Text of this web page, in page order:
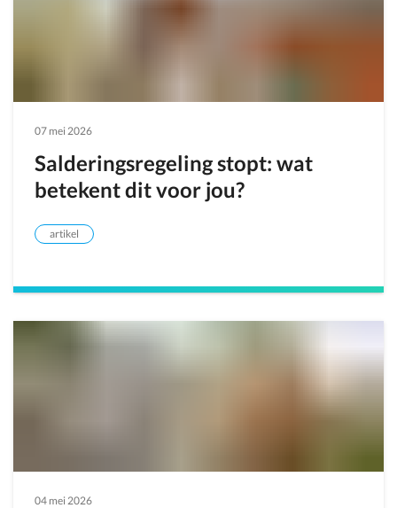
07 mei 2026
Salderingsregeling stopt: wat
betekent dit voor jou?
artikel
04 mei 2026